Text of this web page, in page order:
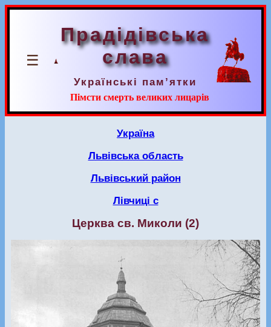
☰
Прадідівська
слава
Українські пам’ятки
Пімсти смерть великих лицарів
Україна
Львівська область
Львівський район
Лівчиці с
Церква св. Миколи (2)